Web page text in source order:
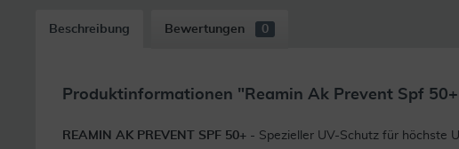
Beschreibung Bewertungen 0
Produktinformationen "Reamin Ak Prevent Spf
REAMIN AK PREVENT SPF 50+ - Spezieller UV-Schutz für höchste